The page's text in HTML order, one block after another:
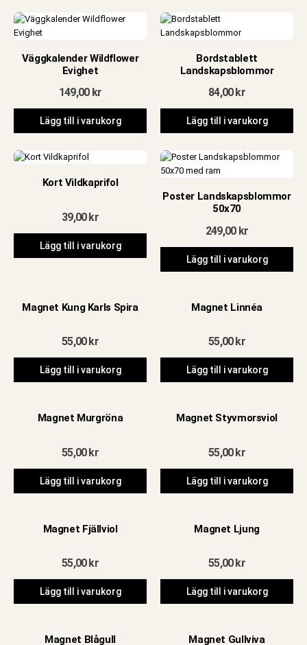
Väggkalender Wildflower
Evighet
149,00 kr
Lägg till i varukorg
Bordstablett
Landskapsblommor
84,00kr
Lägg till i varukorg
Kort Vildkaprifol
39,00kr
Lägg till i varukorg
Poster Landskapsblommor
50x70
249,00 kr
Lägg till i varukorg
Magnet Kung Karls Spira
55,00kr
Lägg till i varukorg
Magnet Linnéa
55,00kr
Lägg till i varukorg
Magnet Murgröna
55,00kr
Lägg till i varukorg
Magnet Styvmorsviol
55,00kr
Lägg till i varukorg
Magnet Fjällviol
55,00kr
Lägg till i varukorg
Magnet Ljung
55,00kr
Lägg till i varukorg
Magnet Blågull Magnet Gullviva